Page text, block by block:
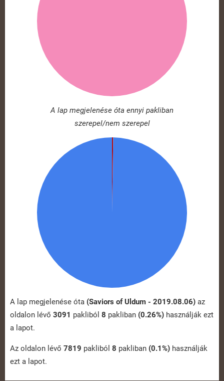
A lap megjelenése óta ennyi pakliban
szerepel/nem szerepel
A lap megjelenése óta (Saviors of Uldum - 2019.08.06) az
oldalon lévő 3091 pakliból 8 pakliban (0.26%) használják ezt
a lapot.
Az oldalon lévő 7819 pakliból 8 pakliban (0.1%) használják
ezt a lapot.